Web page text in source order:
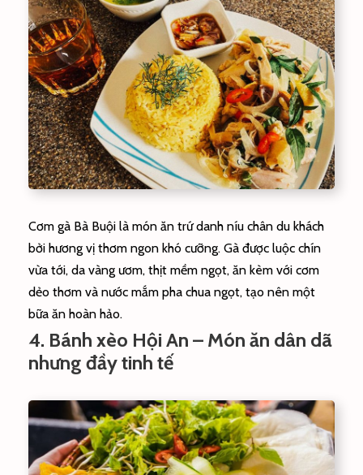
Cơm gà Bà Buội là món ăn trứ danh níu chân du khách
bởi hương vị thơm ngon khó cưỡng. Gà được luộc chín
vừa tới, da vàng ươm, thịt mềm ngọt, ăn kèm với cơm
dẻo thơm và nước mắm pha chua ngọt, tạo nên một
bữa ăn hoàn hảo.
4. Bánh xèo Hội An – Món ăn dân dã
nhưng đầy tinh tế